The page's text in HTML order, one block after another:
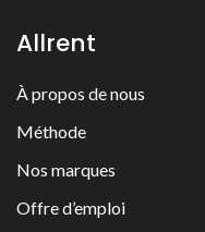
Allrent
À propos de nous
Méthode
Nos marques
Offre d’emploi